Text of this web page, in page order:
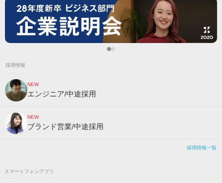
採用情報
NEW
エンジニア/中途採用
NEW
ブランド営業/中途採用
採用情報一覧
スマートフォンアプリ